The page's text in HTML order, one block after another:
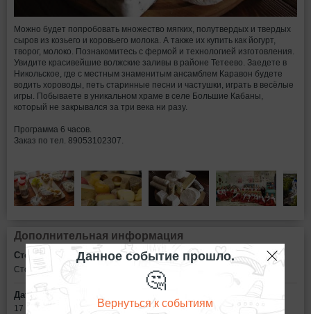
Можно будет попробовать множество мягких, полутвердых и твердых
сыров из козьего и коровьего молока. А также их купить как йогурт,
творог, молоко. Познакомитесь с фермой и технологией изготовления.
Увидите красивейшие волжские заливы в районе Тетеево. Заедете в
Никольское, где с местным знаменитым ансамблем Каравон будете
водить хороводы, петь старинные песни и частушки, играть в весёлые
игры. Побываете в уникальном храме в селе Большие Кабаны,
который не закрывался за три века ни разу.
Программа 6 часов.
Заказ по тел. 89053102307.
Дополнительная информация
Стоимость билетов:
Стоимость 1000, детский 850.
Дата:
17 декабря в 09:00
Данное событие прошло.
🤔
Вернуться к событиям